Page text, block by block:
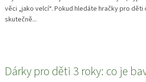
věci „jako velcí“. Pokud hledáte hračky pro
skutečně...
Dárky pro děti 3 roky: co je